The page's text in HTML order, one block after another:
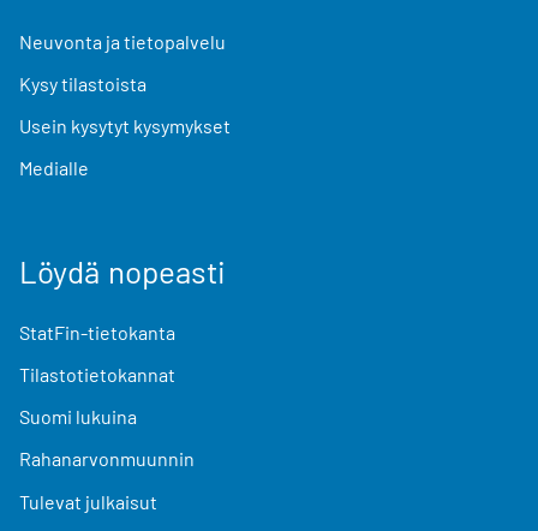
Neuvonta ja tietopalvelu
Kysy tilastoista
Usein kysytyt kysymykset
Medialle
Löydä nopeasti
StatFin-tietokanta
Tilastotietokannat
Suomi lukuina
Rahanarvonmuunnin
Tulevat julkaisut